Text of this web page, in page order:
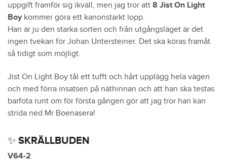
uppgift framför sig ikväll, men jag tror att 8 Jist On Light
Boy kommer göra ett kanonstarkt lopp.
Han är ju den starka sorten och från utgångsläget är det
ingen tvekan för Johan Untersteiner. Det ska köras framåt
så tidigt som möjligt.
Jist On Light Boy tål ett tufft och hårt upplägg hela vägen
och med förra insatsen på näthinnan och att han ska testas
barfota runt om för första gången gör att jag tror han kan
strida ned Mr Boenasera!
✨ SKRÄLLBUDEN
V64-2